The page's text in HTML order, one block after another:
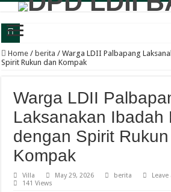
Panewu Anom Sanden Buka CAI LDII Bantul,
Sambut Santri Baru, Pondok Pesantren Nur
LDII Tamantirto Gelar Festival Generus Sholeh,
Panewu Banguntapan dan Sejumlah Tokoh
Terbuka untuk Umum, LDII Banguntapan Gelar
Bincang Pelajar Generus, DPD LDII Bantul
Healthy Inside Man: Ratusan Generus Putra
Home / berita / Warga LDII Palbapang
Spirit Rukun dan Kompak
Warga LDII
Laksanakan Ibadah
dengan Spirit
Kompak
Villa May 29, 2026 berita
141 Views